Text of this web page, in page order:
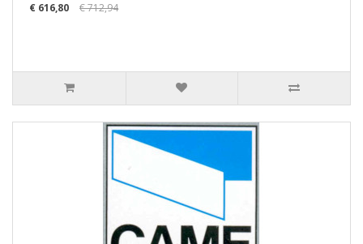
€ 616,80
€ 712,94